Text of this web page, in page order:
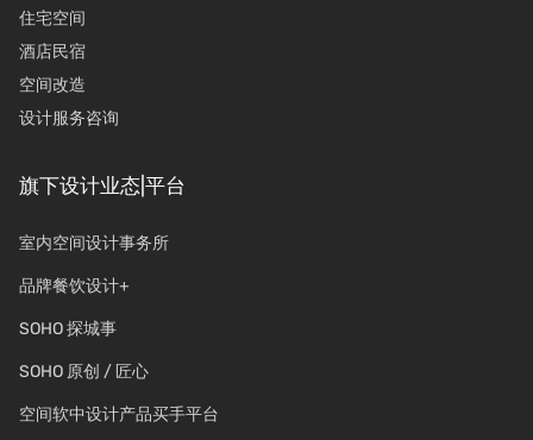
住宅空间
酒店民宿
空间改造
设计服务咨询
旗下设计业态|平台
室内空间设计事务所
品牌餐饮设计+
SOHO 探城事
SOHO 原创 / 匠心
空间软中设计产品买手平台